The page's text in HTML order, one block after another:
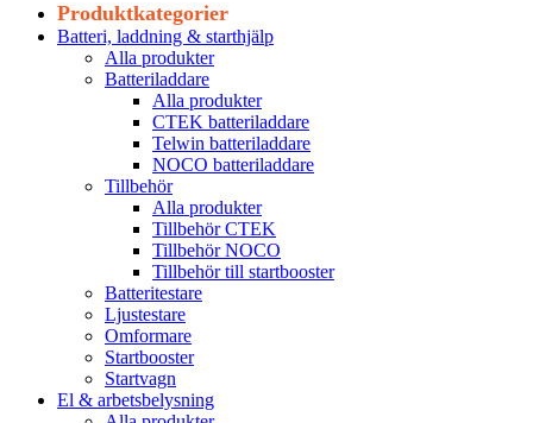
Produktkategorier
Batteri, laddning & starthjälp
Alla produkter
Batteriladdare
Alla produkter
CTEK batteriladdare
Telwin batteriladdare
NOCO batteriladdare
Tillbehör
Alla produkter
Tillbehör CTEK
Tillbehör NOCO
Tillbehör till startbooster
Batteritestare
Ljustestare
Omformare
Startbooster
Startvagn
El & arbetsbelysning